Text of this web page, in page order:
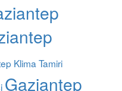
Klima Tamiri
Gaziantep